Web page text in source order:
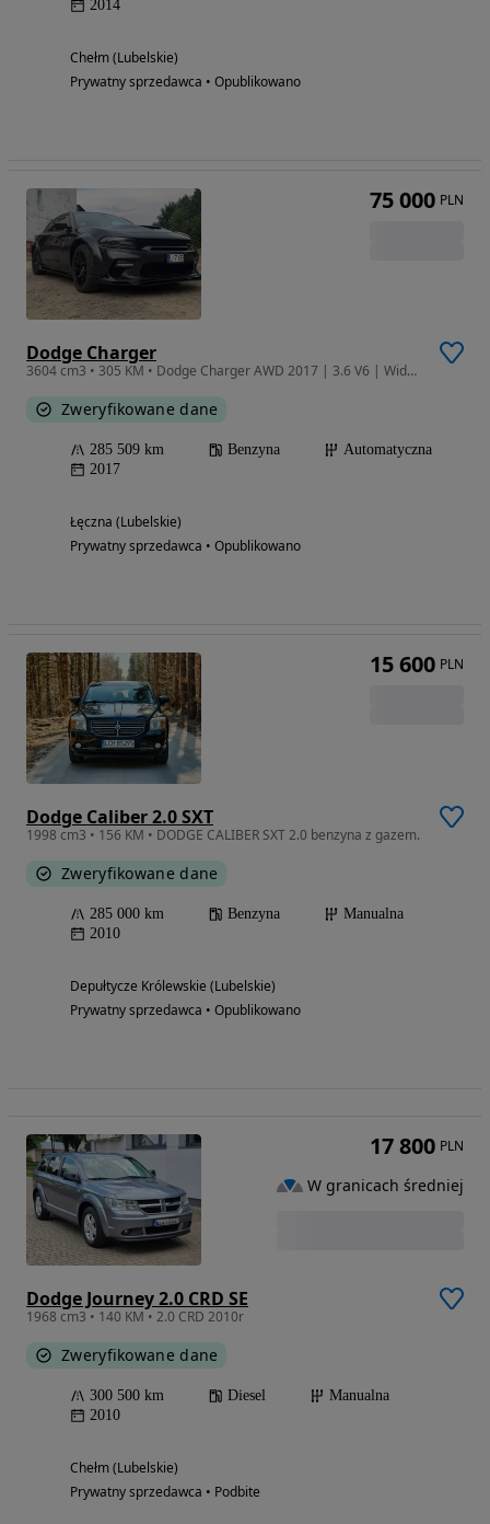
2014
Chełm (Lubelskie)
Prywatny sprzedawca • Opublikowano
Dodge Charger
3604 cm3 • 305 KM • Dodge Charger AWD 2017 | 3.6 V6 | Widebody JDG | R20 | Skóra | USA
Zweryfikowane dane
285 509 km Benzyna
Automatyczna
2017
Łęczna (Lubelskie)
Prywatny sprzedawca • Opublikowano
75 000 PLN
Dodge Caliber 2.0 SXT
1998 cm3 • 156 KM • DODGE CALIBER SXT 2.0 benzyna z gazem.
Zweryfikowane dane
285 000 km Benzyna
Manualna
2010
Depułtycze Królewskie (Lubelskie)
Prywatny sprzedawca • Opublikowano
15 600 PLN
Dodge Journey 2.0 CRD SE
1968 cm3 • 140 KM • 2.0 CRD 2010r
Zweryfikowane dane
300 500 km Diesel
Manualna
2010
Chełm (Lubelskie)
Prywatny sprzedawca • Podbite
17 800 PLN
W granicach średniej